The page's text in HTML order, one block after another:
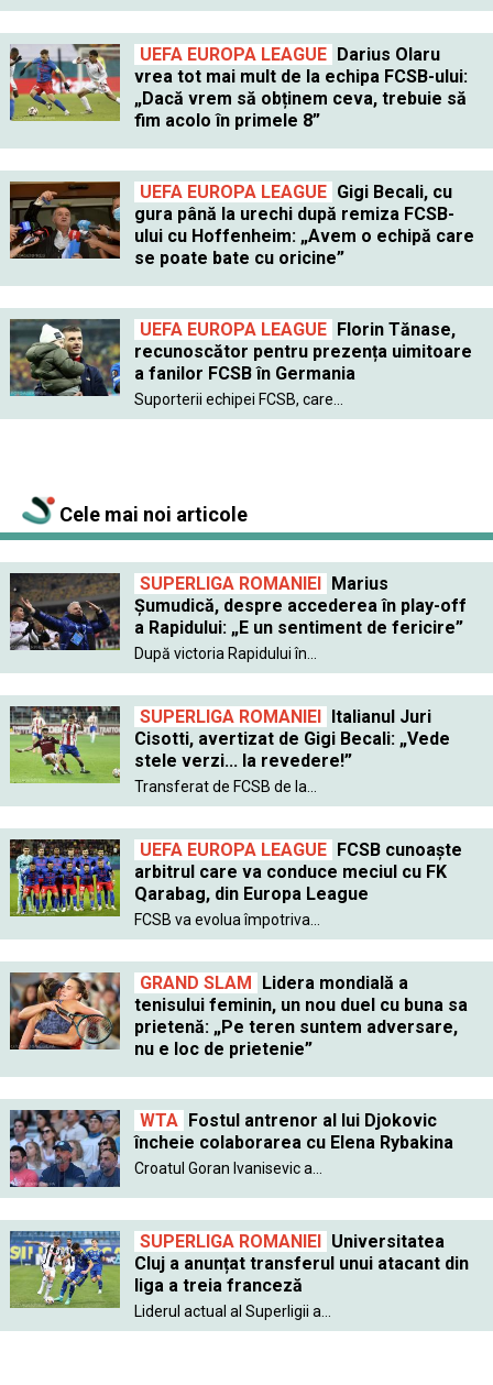
UEFA EUROPA LEAGUE Darius Olaru
vrea tot mai mult de la echipa FCSB-ului:
„Dacă vrem să obținem ceva, trebuie să
fim acolo în primele 8”
UEFA EUROPA LEAGUE Gigi Becali, cu
gura până la urechi după remiza FCSB-
ului cu Hoffenheim: „Avem o echipă care
se poate bate cu oricine”
UEFA EUROPA LEAGUE Florin Tănase,
recunoscător pentru prezența uimitoare
a fanilor FCSB în Germania
Suporterii echipei FCSB, care...
Cele mai noi articole
SUPERLIGA ROMANIEI Marius
Șumudică, despre accederea în play-off
a Rapidului: „E un sentiment de fericire”
După victoria Rapidului în...
SUPERLIGA ROMANIEI Italianul Juri
Cisotti, avertizat de Gigi Becali: „Vede
stele verzi... la revedere!”
Transferat de FCSB de la...
UEFA EUROPA LEAGUE FCSB cunoaște
arbitrul care va conduce meciul cu FK
Qarabag, din Europa League
FCSB va evolua împotriva...
GRAND SLAM Lidera mondială a
tenisului feminin, un nou duel cu buna sa
prietenă: „Pe teren suntem adversare,
nu e loc de prietenie”
WTA Fostul antrenor al lui Djokovic
încheie colaborarea cu Elena Rybakina
Croatul Goran Ivanisevic a...
SUPERLIGA ROMANIEI Universitatea
Cluj a anunțat transferul unui atacant din
liga a treia franceză
Liderul actual al Superligii a...